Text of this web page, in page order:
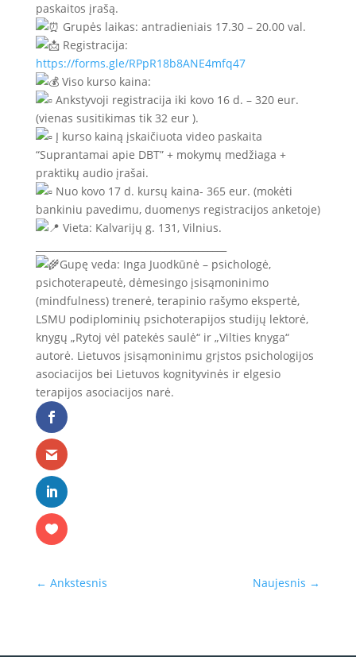
paskaitos įrašą.
Grupės laikas: antradieniais 17.30 – 20.00 val.
Registracija:
https://forms.gle/RPpR18b8ANE4mfq47
Viso kurso kaina:
Ankstyvoji registracija iki kovo 16 d. – 320 eur.
(vienas susitikimas tik 32 eur ).
Į kurso kainą įskaičiuota video paskaita
“Suprantamai apie DBT” + mokymų medžiaga +
praktikų audio įrašai.
Nuo kovo 17 d. kursų kaina- 365 eur. (mokėti
bankiniu pavedimu, duomenys registracijos anketoje)
Vieta: Kalvarijų g. 131, Vilnius.
Gupę veda: Inga Juodkūnė – psichologė,
psichoterapeutė, dėmesingo įsisąmoninimo
(mindfulness) trenerė, terapinio rašymo ekspertė,
LSMU podiplominių psichoterapijos studijų lektorė,
knygų „Rytoj vėl patekės saulė“ ir „Vilties knyga“
autorė. Lietuvos įsisąmoninimu grįstos psichologijos
asociacijos bei Lietuvos kognityvinės ir elgesio
terapijos asociacijos narė.
← Ankstesnis Naujesnis →